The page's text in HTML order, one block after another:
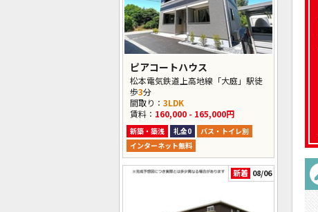
ピアコートハウス
松本電気鉄道上高地線「大庭」駅徒
歩3分
間取り： 3LDK
賃料： 160,000 - 165,000円
新築・築浅 礼金0
バス・トイレ別
インターネット無料
新着 08/06